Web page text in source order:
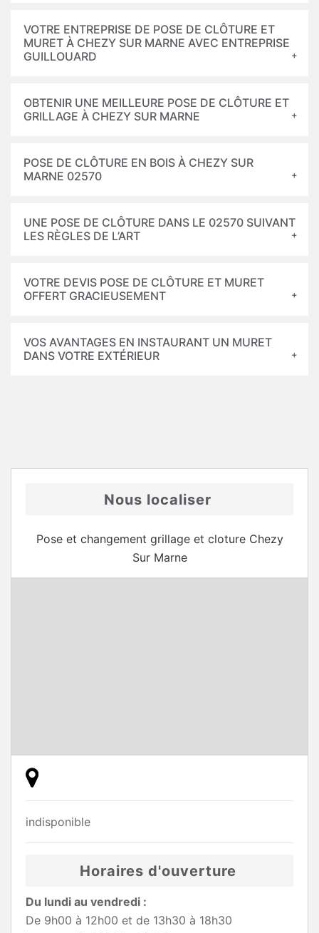
VOTRE ENTREPRISE DE POSE DE CLÔTURE ET
MURET À CHEZY SUR MARNE AVEC ENTREPRISE
GUILLOUARD
OBTENIR UNE MEILLEURE POSE DE CLÔTURE ET
GRILLAGE À CHEZY SUR MARNE
POSE DE CLÔTURE EN BOIS À CHEZY SUR
MARNE 02570
UNE POSE DE CLÔTURE DANS LE 02570 SUIVANT
LES RÈGLES DE L’ART
VOTRE DEVIS POSE DE CLÔTURE ET MURET
OFFERT GRACIEUSEMENT
VOS AVANTAGES EN INSTAURANT UN MURET
DANS VOTRE EXTÉRIEUR
Nous localiser
Pose et changement grillage et cloture Chezy
Sur Marne
indisponible
Horaires d'ouverture
Du lundi au vendredi :
De 9h00 à 12h00 et de 13h30 à 18h30